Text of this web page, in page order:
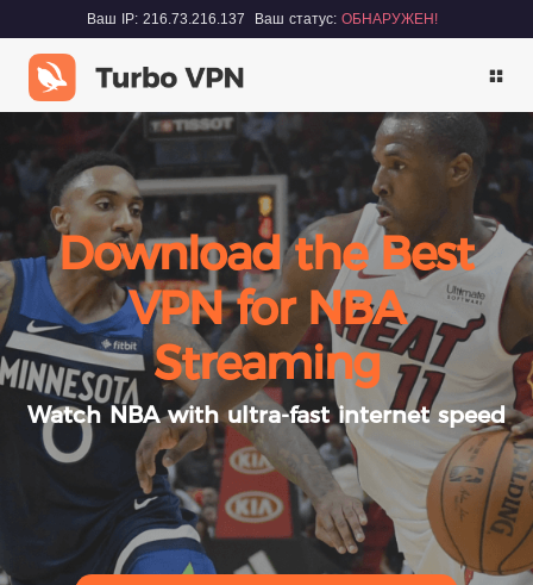
Ваш IP: 216.73.216.137 Ваш статус: ОБНАРУЖЕН!
Download the Best
VPN for NBA
Streaming
Watch NBA with ultra-fast internet speed